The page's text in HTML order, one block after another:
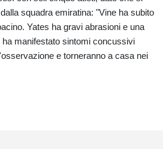
squadra emiratina: "Vine ha subito
Yates ha gravi abrasioni e una
manifestato sintomi concussivi
e torneranno a casa nei